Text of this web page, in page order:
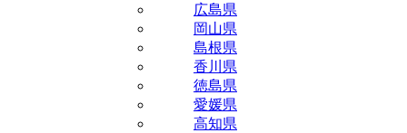
広島県
岡山県
島根県
香川県
徳島県
愛媛県
高知県